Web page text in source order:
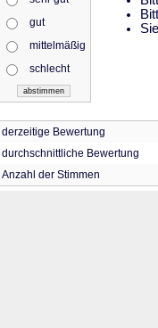
gut
mittelmäßig
schlecht
derzeitige Bewertung
durchschnittliche Bewertung
Anzahl der Stimmen